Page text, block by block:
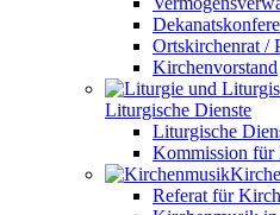
Ortskirchenrat /
Kirchenvorstand
Liturgische Dienste
Liturgische
Kommission
Referat für